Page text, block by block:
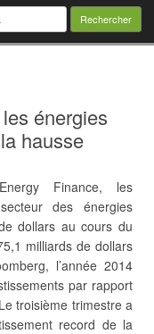
:
content
énergies
hausse
Finance, les
des énergies
dollars au cours du
milliards de dollars
l’année 2014
par rapport
troisième trimestre a
record de la